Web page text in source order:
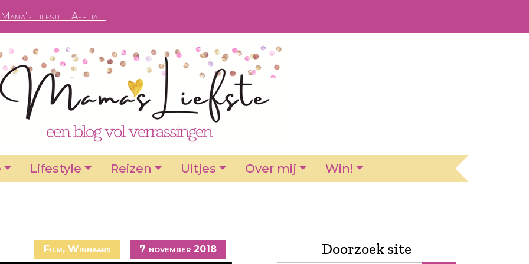
Liefste – Affiliate
Lifestyle Reizen Uitjes Over mij Win!
Film, Winnaars 7 november 2018 Doorzoek site